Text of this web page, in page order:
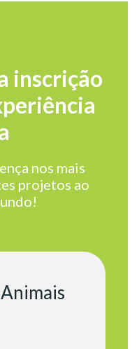
inscrição
nos mais
projetos ao